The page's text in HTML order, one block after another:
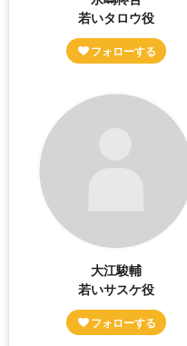
若いタロウ役
大江駿輔
若いサスケ役